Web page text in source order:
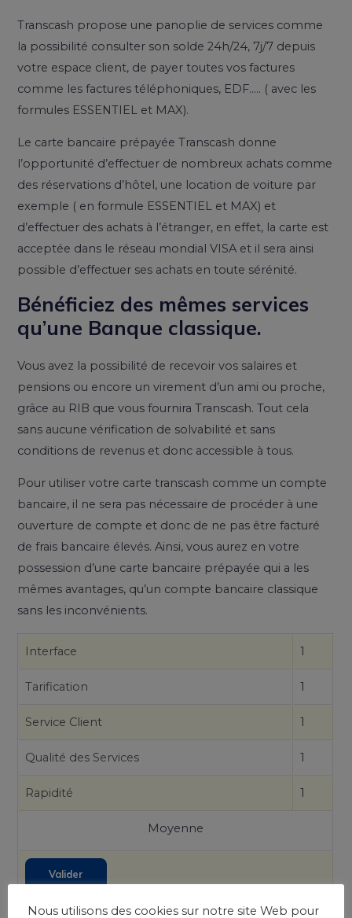
Transcash propose une panoplie de services comme
la possibilité consulter son solde 24h/24, 7j/7 depuis
votre espace client, de payer toutes vos factures
comme les factures téléphoniques, EDF….. ( avec les
formules ESSENTIEL et MAX).
Le carte bancaire prépayée Transcash donne
l’opportunité d’effectuer de nombreux achats comme
des réservations d’hôtel, une location de voiture par
exemple ( en formule ESSENTIEL et MAX) et
d’effectuer des achats à l’étranger, en effet, la carte est
acceptée dans le réseau mondial VISA et il sera ainsi
possible d’effectuer ses achats en toute sérénité.
Bénéficiez des mêmes services
qu’une Banque classique.
Vous avez la possibilité de recevoir vos salaires et
pensions ou encore un virement d’un ami ou proche,
grâce au RIB que vous fournira Transcash. Tout cela
sans aucune vérification de solvabilité et sans
conditions de revenus et donc accessible à tous.
Pour utiliser votre carte transcash comme un compte
bancaire, il ne sera pas nécessaire de procéder à une
ouverture de compte et donc de ne pas être facturé
de frais bancaire élevés. Ainsi, vous aurez en votre
possession d’une carte bancaire prépayée qui a les
mêmes avantages, qu’un compte bancaire classique
sans les inconvénients.
Interface 1
Tarification 1
Service Client 1
Qualité des Services 1
Rapidité 1
Moyenne
Nous utilisons des cookies sur notre site Web pour